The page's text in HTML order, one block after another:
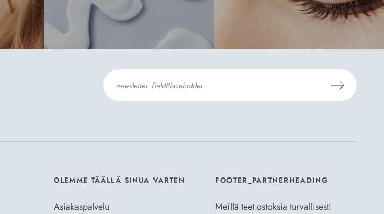
OLEMME TÄÄLLÄ SINUA VARTEN
Asiakaspalvelu
FOOTER_PARTNERHEADING
Meillä teet ostoksia turvallisesti